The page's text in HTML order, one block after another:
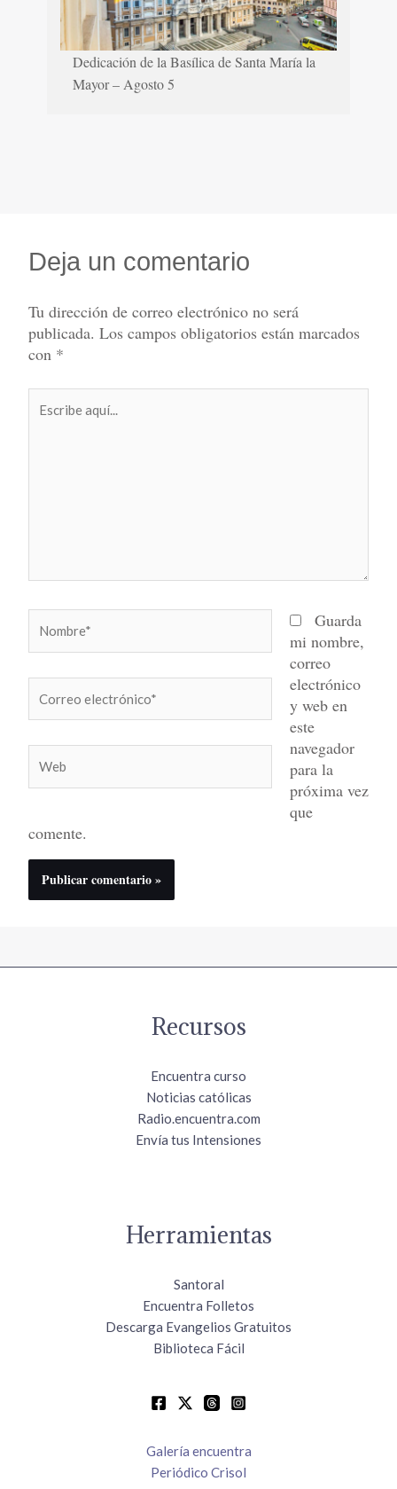
Dedicación de la Basílica de Santa María la
Mayor – Agosto 5
Deja un comentario
Tu dirección de correo electrónico no será
publicada. Los campos obligatorios están marcados
con *
aquí...
electrónico*
Guarda
mi nombre,
correo
electrónico
y web en
este
navegador
para la
próxima vez
que
comente.
Recursos
Encuentra curso
Noticias católicas
Radio.encuentra.com
Envía tus Intensiones
Herramientas
Santoral
Encuentra Folletos
Descarga Evangelios Gratuitos
Biblioteca Fácil
Galería encuentra
Periódico Crisol